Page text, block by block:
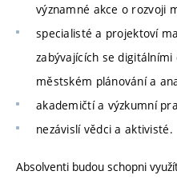
významné akce o rozvoji
specialisté a projektoví
zabývajících se
městském plánování a
akademičtí a výzkumní
nezávislí vědci a aktivisté.
Absolventi budou schopni